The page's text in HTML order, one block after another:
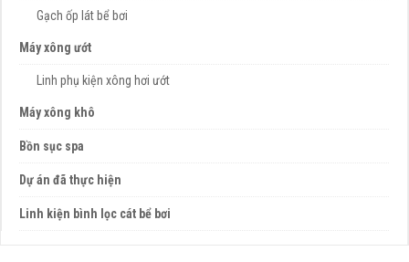
Gạch ốp lát bể bơi
Máy xông ướt
Linh phụ kiện xông hơi ướt
Máy xông khô
Bồn sục spa
Dự án đã thực hiện
Linh kiện bình lọc cát bể bơi